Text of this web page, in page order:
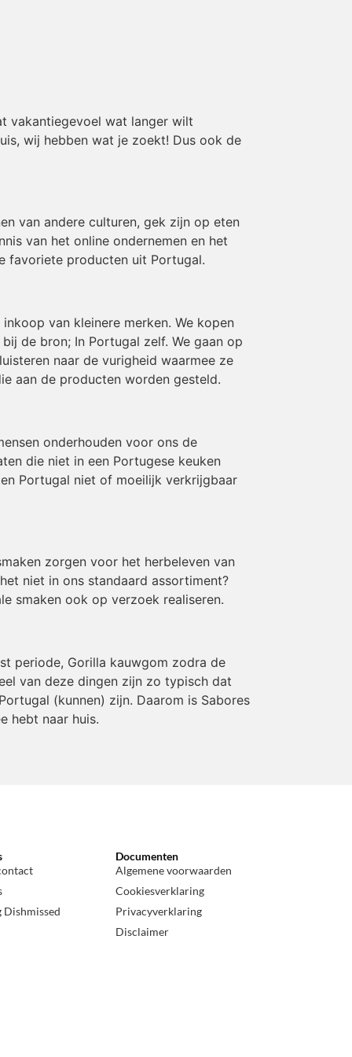
vakantiegevoel wat langer wilt
wij hebben wat je zoekt! Dus ook de
van andere culturen, gek zijn op eten
van het online ondernemen en het
favoriete producten uit Portugal.
van kleinere merken. We kopen
de bron; In Portugal zelf. We gaan op
naar de vurigheid waarmee ze
aan de producten worden gesteld.
onderhouden voor ons de
die niet in een Portugese keuken
Portugal niet of moeilijk verkrijgbaar
zorgen voor het herbeleven van
niet in ons standaard assortiment?
smaken ook op verzoek realiseren.
periode, Gorilla kauwgom zodra de
van deze dingen zijn zo typisch dat
(kunnen) zijn. Daarom is Sabores
hebt naar huis.
Dishmissed
Documenten
Algemene voorwaarden
Cookiesverklaring
Privacyverklaring
Disclaimer